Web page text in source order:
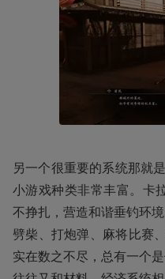
另一个很重要的系统那就
小游戏种类非常丰富。卡
不挣扎，营造和谐垂钓环
劈柴、打炮弹、麻将比赛
实在数之不尽，总有一个